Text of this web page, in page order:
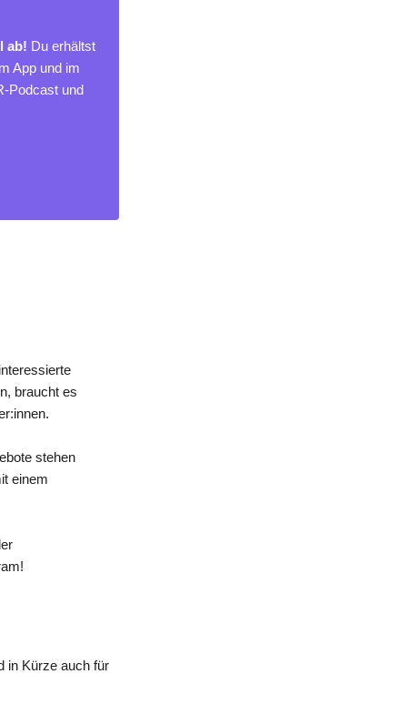
ab! Du erhältst
App und im
Podcast und
braucht es
stehen
einem
in Kürze auch für